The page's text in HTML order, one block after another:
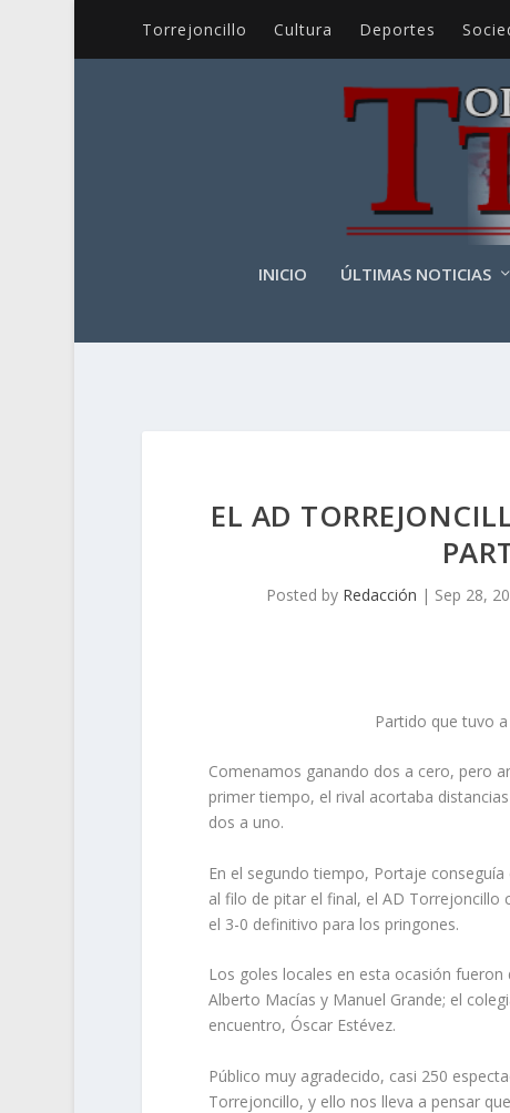
Torrejoncillo Cultura Deportes
INICIO ÚLTIMAS NOTICIAS
EL AD
Posted by Redacción | Sep 28,
Partido que tuvo
Comenamos ganando dos a cero, pero
primer tiempo, el rival acortaba
dos a uno.
En el segundo tiempo, Portaje conseguía
al filo de pitar el final, el AD Torrejoncillo
el 3-0 definitivo para los pringones.
Los goles locales en esta ocasión fueron
Alberto Macías y Manuel Grande; el
encuentro, Óscar Estévez.
Público muy agradecido, casi 250
Torrejoncillo, y ello nos lleva a pensar